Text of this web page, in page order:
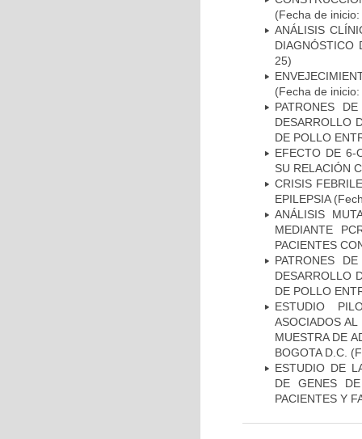
(Fecha de
ANÁLISIS
DIAGNÓSTICO
25)
(Fecha de
PATRONES
DESARROLLO
DE POLLO
EFECTO DE 6-
SU RELACIÓN
CRISIS
EPILEPSIA
ANÁLISIS
MEDIANTE
PACIENTES
PATRONES
DESARROLLO
DE POLLO
ESTUDIO
ASOCIADOS
MUESTRA DE
BOGOTA D.C.
ESTUDIO DE
DE GENES
PACIENTES Y